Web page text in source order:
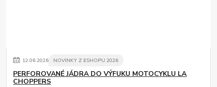
12.06.2026 NOVINKY Z ESHOPU 2026
PERFOROVANÉ JÁDRA DO VÝFUKU MOTOCYKLU LA
CHOPPERS